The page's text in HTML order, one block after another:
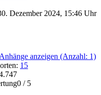
Dezember 2024, 15:46 Uhr
15
/ 5